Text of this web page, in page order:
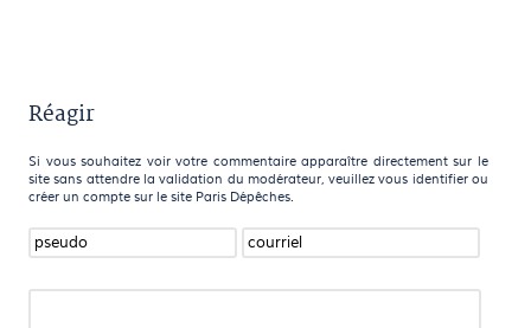
Réagir
Si vous souhaitez voir votre commentaire apparaître directement sur le
site sans attendre la validation du modérateur, veuillez vous identifier ou
créer un compte sur le site Paris Dépêches.